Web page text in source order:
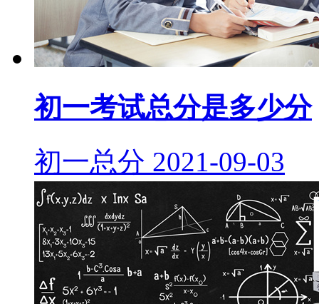
初一考试总分是多少分
初一总分 2021-09-03